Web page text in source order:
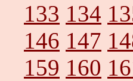
133 134
146 147
159 160